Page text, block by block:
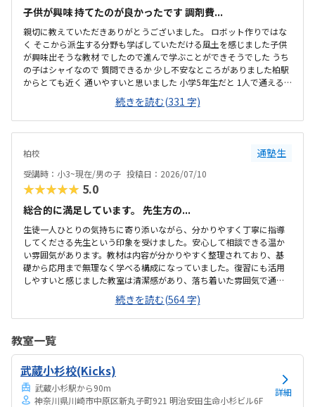
子供が興味 持てたのが良かったです 調剤費...
親切に教えていただきありがとうございました。 ロボット作りではな
く そこから派生する分野も学ばしていただける風土を感じました子供
が興味出そうな教材 でしたので進んで学ぶことができそうでした うち
の子はシャイなので 質問できるか 少し不安なところがありました柏駅
からとても近く 通いやすいと思いました 小学5年生だと 1人で通える
か 少し不安なところがありました楽しそうに 勉強していたのが印象的
でした 、とても 整理整頓 が行き届き 清潔な 環境でした毎月1万円 オ
ーバーは少し高いと感じました 自習室を無制限に使える環境 であれば
良いと思いましたロボット 組み立て に取り組んでました 子供が興味持
続きを読む(331 字)
柏校 通塾生
受講時：小3~現在/男の子 投稿日：2026/07/10
★★★★★ 5.0
総合的に満足しています。 先生方の...
生徒一人ひとりの気持ちに寄り添いながら、分かりやすく丁寧に指導
してくださる先生という印象を受けました。安心して相談できる温か
い雰囲気があります。教材は内容が分かりやすく整理されており、基
礎から応用まで無理なく学べる構成になっていました。復習にも活用
しやすいと感じました教室は清潔感があり、落ち着いた雰囲気で通い
やすいと感じました。立地も良く、安心して継続して通える環境が整
っていると思います。教室は明るく清潔感があり、整理整頓が行き届
いていました。落ち着いて学習に取り組める、安心感のある環境だと
した。無理なく続けやすい価格帯だと感じ、安心して受講できると思
いました。先生方が親切で話しやすく、分からないことも気軽に質問
できる雰囲気が良かったです。教室も明るく清潔で、安心して学習に
取り組める環境だと感じました。現時点では特に気にな...
続きを読む(564 字)
教室一覧
武蔵小杉校(Kicks)
武蔵小杉駅から90m
神奈川県川崎市中原区新丸子町921 明治安田生命小杉ビル6F
詳細